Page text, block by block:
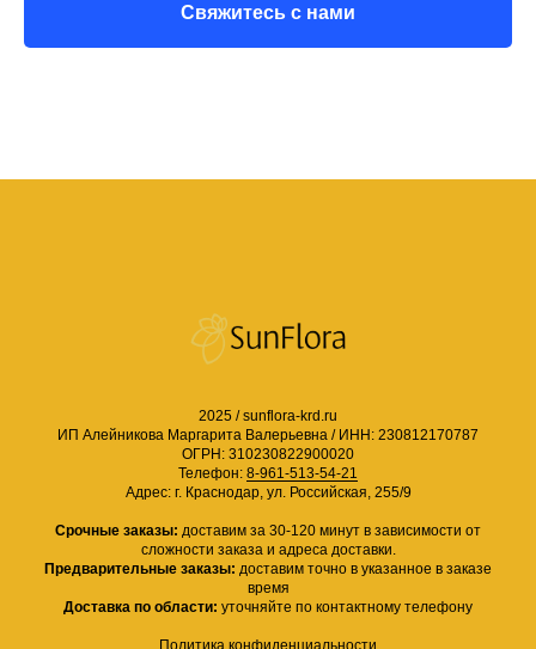
Свяжитесь с нами
2025 / sunflora-krd.ru
ИП Алейникова Маргарита Валерьевна / ИНН: 230812170787
ОГРН: 310230822900020
Телефон: 8-961-513-54-21
Адрес: г. Краснодар, ул. Российская, 255/9
Срочные заказы: доставим за 30-120 минут в зависимости от
сложности заказа и адреса доставки.
Предварительные заказы: доставим точно в указанное в заказе
время
Доставка по области: уточняйте по контактному телефону
Политика конфиденциальности